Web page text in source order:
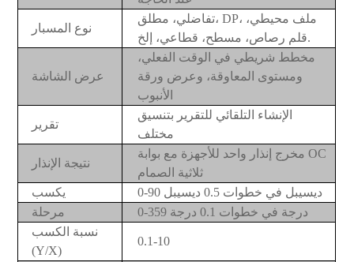
نوع المسبار
تفاضلي، مطلق، DP، ملف محيطي،
قلم رصاص، مسطح، قطاعي، إلخ.
عرض الشاشة
مخطط شريطي في الوقت الفعلي،
ومستوى المعاوقة، وعرض ورقة
الأنبوب
تقرير
الإنشاء التلقائي للتقرير بتنسيق
مختلف
نتيجة الإنذار
مخرج إنذار واحد للأجهزة مع بوابة OC
ثلاثية الصمام
يكسب
0-90 ديسيبل في خطوات 0.5 ديسيبل
مرحلة
0-359 درجة في خطوات 0.1 درجة
نسبة الكسب
(Y/X)
0.1-10